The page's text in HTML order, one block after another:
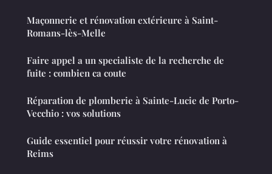
Maçonnerie et rénovation extérieure à Saint-
Romans-lès-Melle
Faire appel a un specialiste de la recherche de
fuite : combien ca coute
Réparation de plomberie à Sainte-Lucie de Porto-
Vecchio : vos solutions
Guide essentiel pour réussir votre rénovation à
Reims